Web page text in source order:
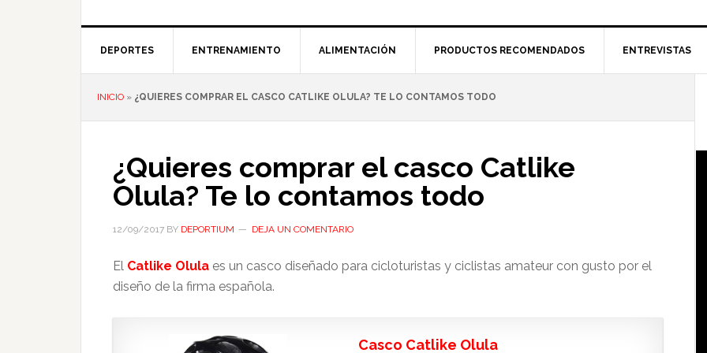
DEPORTES ENTRENAMIENTO ALIMENTACIÓN PRODUCTOS RECOMENDADOS ENTREVISTAS
INICIO » ¿QUIERES COMPRAR EL CASCO CATLIKE OLULA? TE LO CONTAMOS TODO
¿Quieres comprar el casco Catlike
Olula? Te lo contamos todo
12/09/2017 BY DEPORTIUM DEJA UN COMENTARIO
El Catlike Olula es un casco diseñado para cicloturistas y ciclistas amateur con gusto por el
diseño de la firma española.
Casco Catlike Olula